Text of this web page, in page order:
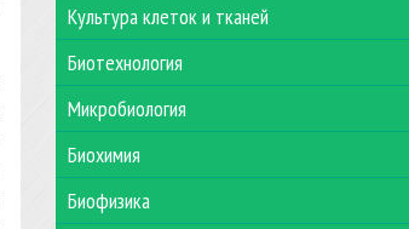
Культура клеток и тканей
Биотехнология
Микробиология
Биохимия
Биофизика